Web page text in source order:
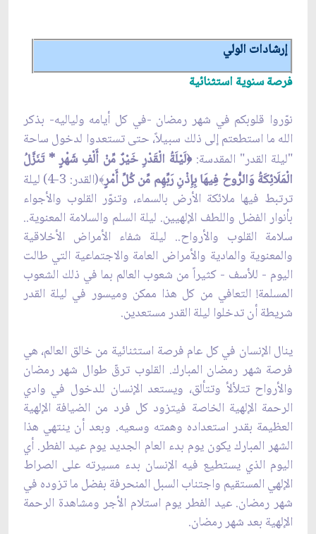
إرشادات الولي
فرصة سنوية استثنائية
نوّروا قلوبكم في شهر رمضان -في كل أيامه ولياليه- بذكر
الله ما استطعتم إلى ذلك سبيلاً، حتى تستعدوا لدخول ساحة
"ليلة القدر" المقدسة: ﴿لَيْلَةُ الْقَدْرِ خَيْرٌ مِّنْ أَلْفِ شَهْرٍ * تَنَزَّلُ
الْمَلَائِكَةُ وَالرُّوحُ فِيهَا بِإِذْنِ رَبِّهِم مِّن كُلِّ أَمْرٍ﴾
(القدر: 3-4) ليلة
ترتبط فيها ملائكة الأرض بالسماء، وتنوّر القلوب والأجواء
بأنوار الفضل واللطف الإلهيين. ليلة السلم والسلامة المعنوية..
سلامة القلوب والأرواح.. ليلة شفاء الأمراض الأخلاقية
والمعنوية والمادية والأمراض العامة والاجتماعية التي طالت
اليوم - للأسف - كثيراً من شعوب العالم بما في ذلك الشعوب
المسلمة! التعافي من كل هذا ممكن وميسور في ليلة القدر
شريطة أن تدخلوا ليلة القدر مستعدين.
ينال الإنسان في كل عام فرصة استثنائية من خالق العالم، هي
فرصة شهر رمضان المبارك. القلوب ترقّ طوال شهر رمضان
والأرواح تتلألأ وتتألق، ويستعد الإنسان للدخول في وادي
الرحمة الإلهية الخاصة فيتزود كل فرد من الضيافة الإلهية
العظيمة بقدر استعداده وهمته وسعيه. وبعد أن ينتهي هذا
الشهر المبارك يكون يوم بدء العام الجديد يوم عيد الفطر. أي
اليوم الذي يستطيع فيه الإنسان بدء مسيرته على الصراط
الإلهي المستقيم واجتناب السبل المنحرفة بفضل ما تزوده في
شهر رمضان. عيد الفطر يوم استلام الأجر ومشاهدة الرحمة
الإلهية بعد شهر رمضان.